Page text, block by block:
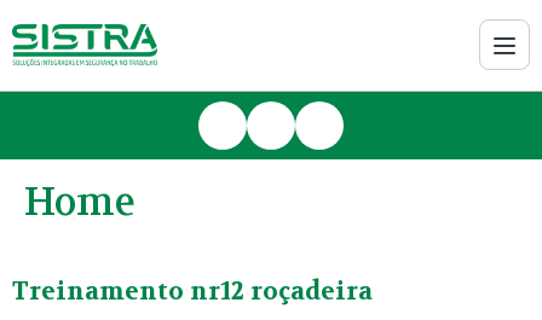
Home
Treinamento nr12 roçadeira